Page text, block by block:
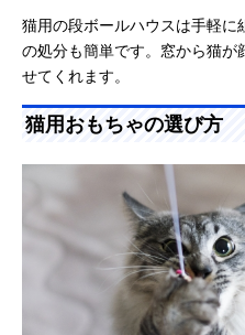
猫用の段ボールハウスは手軽に
の処分も簡単です。窓から猫が
せてくれます。
猫用おもちゃの選び方